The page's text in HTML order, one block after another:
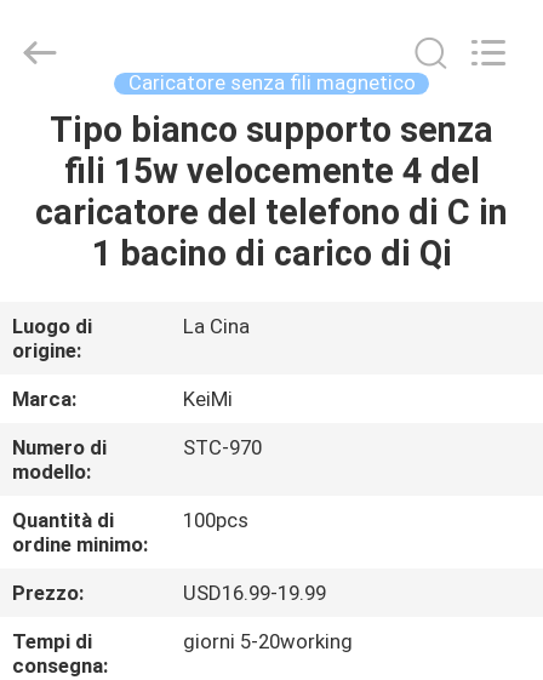
CASA
PRODOTTI
NOI
GIRO
DELLA
FABBRICA
CONTROLLO
DI
QUALITÀ
Industrial
Reserved.
Caricatore senza fili magnetico
Tipo bianco supporto senza
fili 15w velocemente 4 del
caricatore del telefono di C in
1 bacino di carico di Qi
Luogo di
origine:
La Cina
Marca:
KeiMi
Numero di
modello:
STC-970
Quantità di
ordine minimo:
100pcs
Prezzo:
USD16.99-19.99
Tempi di
consegna:
giorni 5-20working